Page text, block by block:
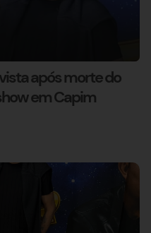
após morte do
em Capim